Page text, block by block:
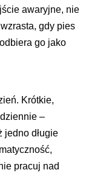
awaryjne, nie
gdy pies
go jako
Krótkie,
–
jedno długie
pracuj nad